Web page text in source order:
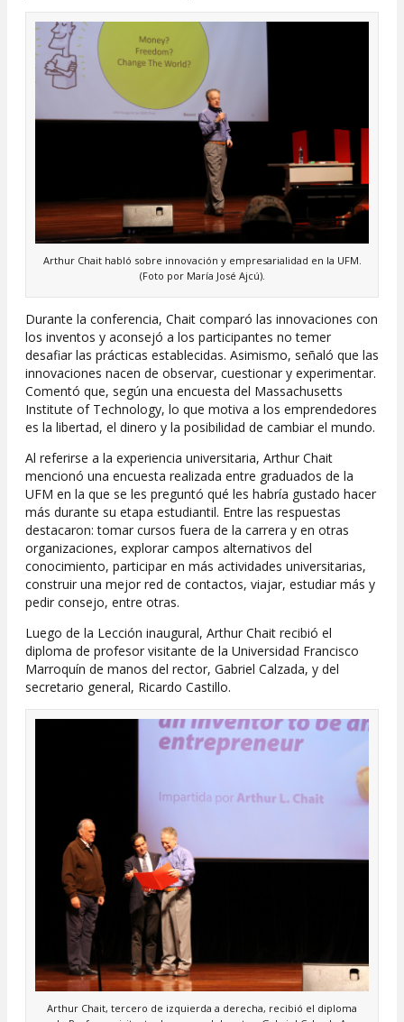
Arthur Chait habló sobre innovación y empresarialidad en la UFM.
(Foto por María José Ajcú).
Durante la conferencia, Chait comparó las innovaciones con
los inventos y aconsejó a los participantes no temer
desafiar las prácticas establecidas. Asimismo, señaló que las
innovaciones nacen de observar, cuestionar y experimentar.
Comentó que, según una encuesta del Massachusetts
Institute of Technology, lo que motiva a los emprendedores
es la libertad, el dinero y la posibilidad de cambiar el mundo.
Al referirse a la experiencia universitaria, Arthur Chait
mencionó una encuesta realizada entre graduados de la
UFM en la que se les preguntó qué les habría gustado hacer
más durante su etapa estudiantil. Entre las respuestas
destacaron: tomar cursos fuera de la carrera y en otras
organizaciones, explorar campos alternativos del
conocimiento, participar en más actividades universitarias,
construir una mejor red de contactos, viajar, estudiar más y
pedir consejo, entre otras.
Luego de la Lección inaugural, Arthur Chait recibió el
diploma de profesor visitante de la Universidad Francisco
Marroquín de manos del rector, Gabriel Calzada, y del
secretario general, Ricardo Castillo.
Arthur Chait, tercero de izquierda a derecha, recibió el diploma